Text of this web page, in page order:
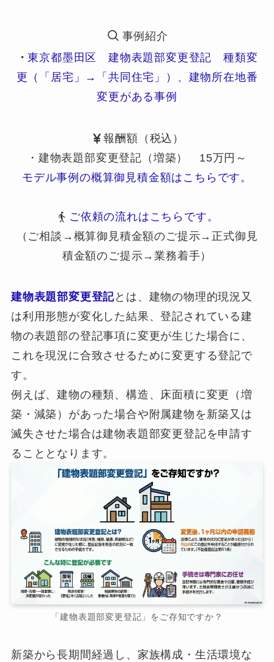
事例紹介
・東京都墨田区 建物表題部変更登記 種類変
更（「居宅」→「共同住宅」）、建物所在地番
変更がある事例
報酬額（税込）
・建物表題部変更登記（増築） 15万円～
モデル事例の概算御見積金額はこちらです。
ご依頼の流れはこちらです。
（ご相談→概算御見積金額のご提示→正式御見
積金額のご提示→業務着手）
建物表題部変更登記とは、建物の物理的現況又
は利用形態が変化した結果、登記されている建
物の表題部の登記事項に変更が生じた場合に、
これを現況に合致させるために変更する登記で
す。
例えば、建物の種類、構造、床面積に変更（増
築・減築）があった場合や附属建物を新築又は
滅失させた場合は建物表題部変更登記を申請す
ることとなります。
「建物表題部変更登記」をご存知ですか？
新築から長期間経過し、家族構成・生活環境な